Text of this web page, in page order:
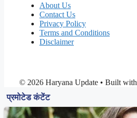
About Us
Contact Us
Privacy Policy
Terms and Conditions
Disclaimer
© 2026 Haryana Update • Built with